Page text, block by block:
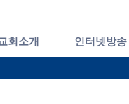
회소개 인터넷방송